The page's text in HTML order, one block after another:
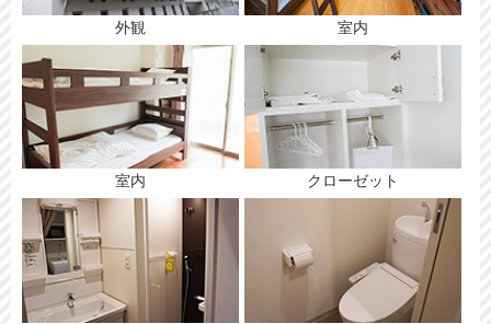
外観 室内
室内 クローゼット